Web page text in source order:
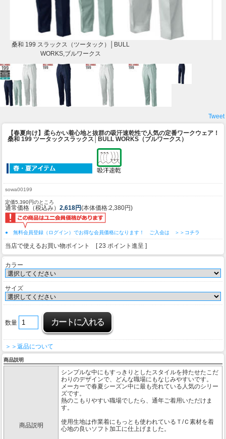
桑和 199 スラックス（ツータック）│BULL
WORKS,ブルワークス
Tweet
【春夏向け】柔らかい着心地と抜群の吸汗速乾性で人気の定番ワークウェア！
桑和 199 ツータックスラックス│BULL WORKS（ブルワークス）
sowa00199
定価5,390円のところ
通常価格（税込み） 2,618円(本体価格:2,380円)
● 無料会員登録（ログイン）でお得な会員価格になります！ ご入会は ＞＞コチラ
当店で使えるお買い物ポイント [ 23 ポイント進呈 ]
カラー
サイズ
数量
＞＞返品について
商品説明
商品説明
シンプルな中にもすっきりとしたスタイルを持たせたこだ
わりのデザインで、どんな職場にもなじみやすいです。
メーカーで春夏シーズン中に最も売れている人気のシリー
ズです。
熱のこもりやすい職場でしたら、通年ご着用いただけま
す。
使用生地は作業着にもっとも使われているＴ/Ｃ素材を着
心地の良いソフト加工に仕上げました。